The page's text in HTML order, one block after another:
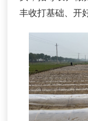
丰收打基础、开